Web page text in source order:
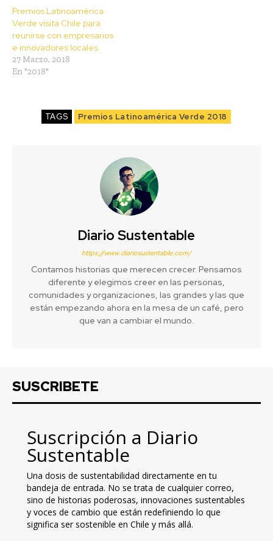
Premios Latinoamérica
Verde visita Chile para
reunirse con empresarios
e innovadores locales
27 Marzo, 2018
En "2018"
TAGS Premios Latinoamérica Verde 2018
Diario Sustentable
https://www.diariosustentable.com/
Contamos historias que merecen crecer. Pensamos
diferente y elegimos creer en las personas,
comunidades y organizaciones, las grandes y las que
están empezando ahora en la mesa de un café, pero
que van a cambiar el mundo.
SUSCRIBETE
Suscripción a Diario
Sustentable
Una dosis de sustentabilidad directamente en tu
bandeja de entrada. No se trata de cualquier correo,
sino de historias poderosas, innovaciones sustentables
y voces de cambio que están redefiniendo lo que
significa ser sostenible en Chile y más allá.